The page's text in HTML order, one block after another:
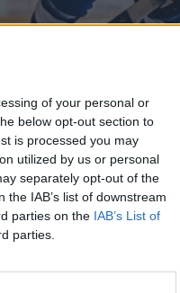
of your personal or
below opt-out section to
is processed you may
utilized by us or personal
separately opt-out of the
IAB’s list of downstream
parties on the IAB’s List of
parties.
välinen
päättyi